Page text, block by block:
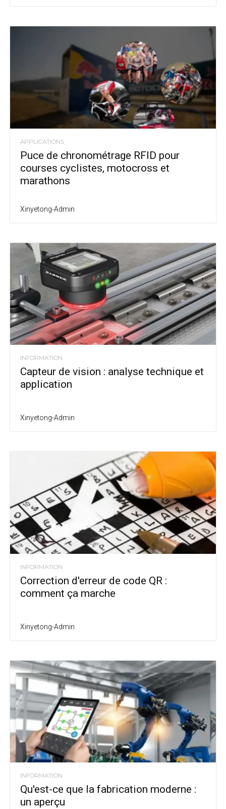
APPLICATIONS
Puce de chronométrage RFID pour
courses cyclistes, motocross et
marathons
Xinyetong-Admin
INFORMATION
Capteur de vision : analyse technique et
application
Xinyetong-Admin
INFORMATION
Correction d'erreur de code QR :
comment ça marche
Xinyetong-Admin
INFORMATION
Qu'est-ce que la fabrication moderne :
un aperçu